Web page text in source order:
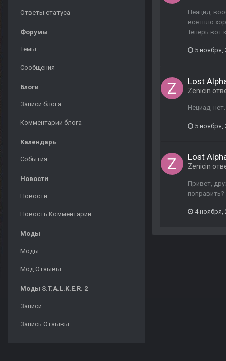
Ответы статуса
Форумы
Темы
Сообщения
Блоги
Записи блога
Комментарии блога
Календарь
События
Новости
Новости
Новость Комментарии
Моды
Моды
Мод Отзывы
Моды S.T.A.L.K.E.R. 2
Записи
Запись Отзывы
Неацид,
все шло
Теперь вот
5 ноября,
Lost
Zenicin
Нециад,
5 ноября,
Lost
Zenicin
Привет,
поправить?
4 ноября,